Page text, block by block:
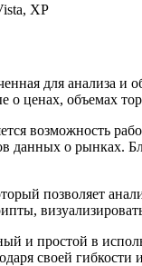
XP
для анализа и
о ценах, объемах
возможность
о рынках.
позволяет
и простой в
своей